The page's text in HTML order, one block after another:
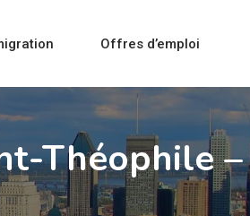
Offres d’emploi
Théophile